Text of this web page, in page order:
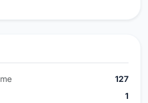
127
1